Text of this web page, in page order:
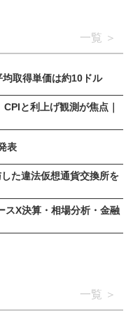
一覧
取得単価は約10ドル
と利上げ観測が焦点｜
表
た違法仮想通貨交換所を
スX決算・相場分析・金融
一覧